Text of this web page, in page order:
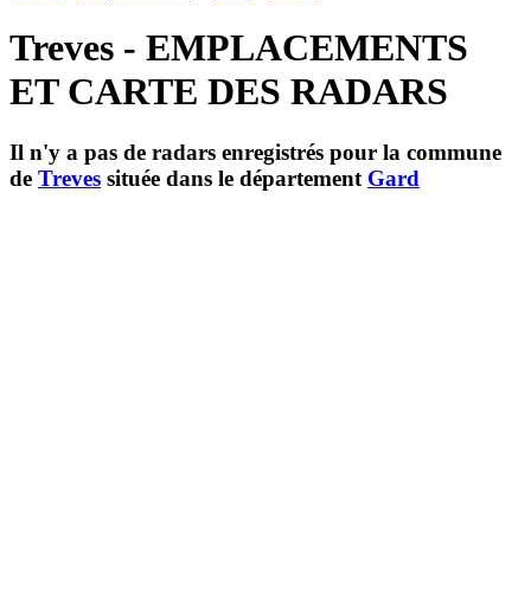
Treves - EMPLACEMENTS
ET CARTE DES RADARS
Il n'y a pas de radars enregistrés pour la commune
de Treves située dans le département Gard